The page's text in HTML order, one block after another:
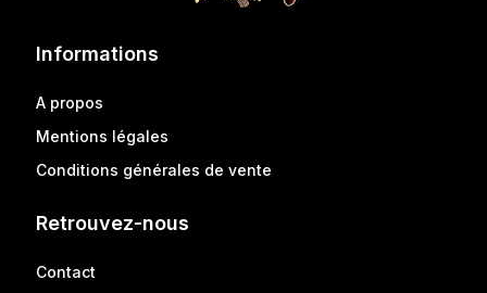
Informations
A propos
Mentions légales
Conditions générales de vente
Retrouvez-nous
Contact